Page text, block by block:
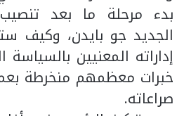
بدء مرحلة ما بعد
الجديد جو بايدن، وكيف
إداراته المعنيين بالسياسة
خبرات معظمهم منخرطة
صراعاته.